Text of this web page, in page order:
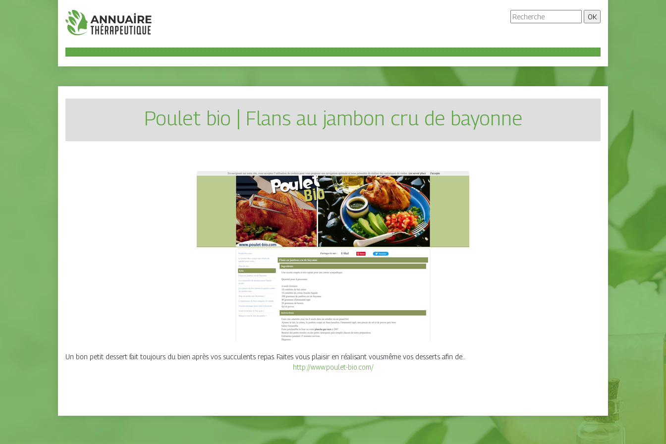
Poulet bio | Flans au jambon cru de bayonne
Un bon petit dessert fait toujours du bien après vos succulents repas. Faites vous plaisir en réalisant vousmême vos desserts afin de...
http://www.poulet-bio.com/